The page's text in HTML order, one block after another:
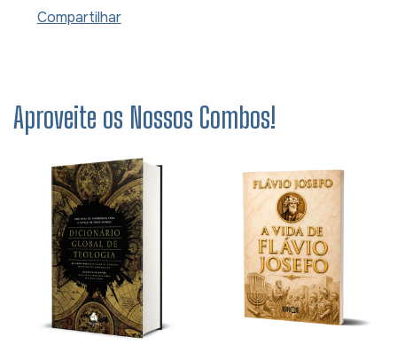
Compartilhar
Aproveite os Nossos Combos!